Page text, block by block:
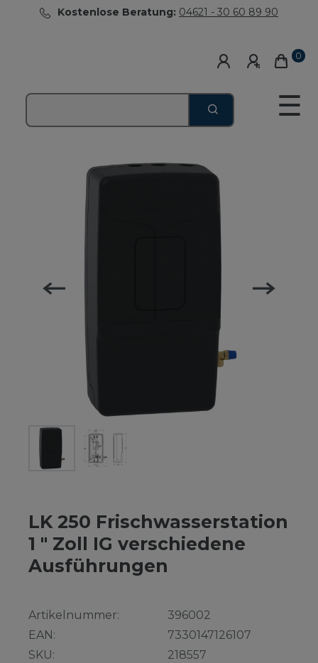
Kostenlose Beratung: 04621 - 30 60 89 90
0
☰
LK 250 Frischwasserstation
1 " Zoll IG verschiedene
Ausführungen
Artikelnummer:
EAN:
SKU:
396002
7330147126107
218557